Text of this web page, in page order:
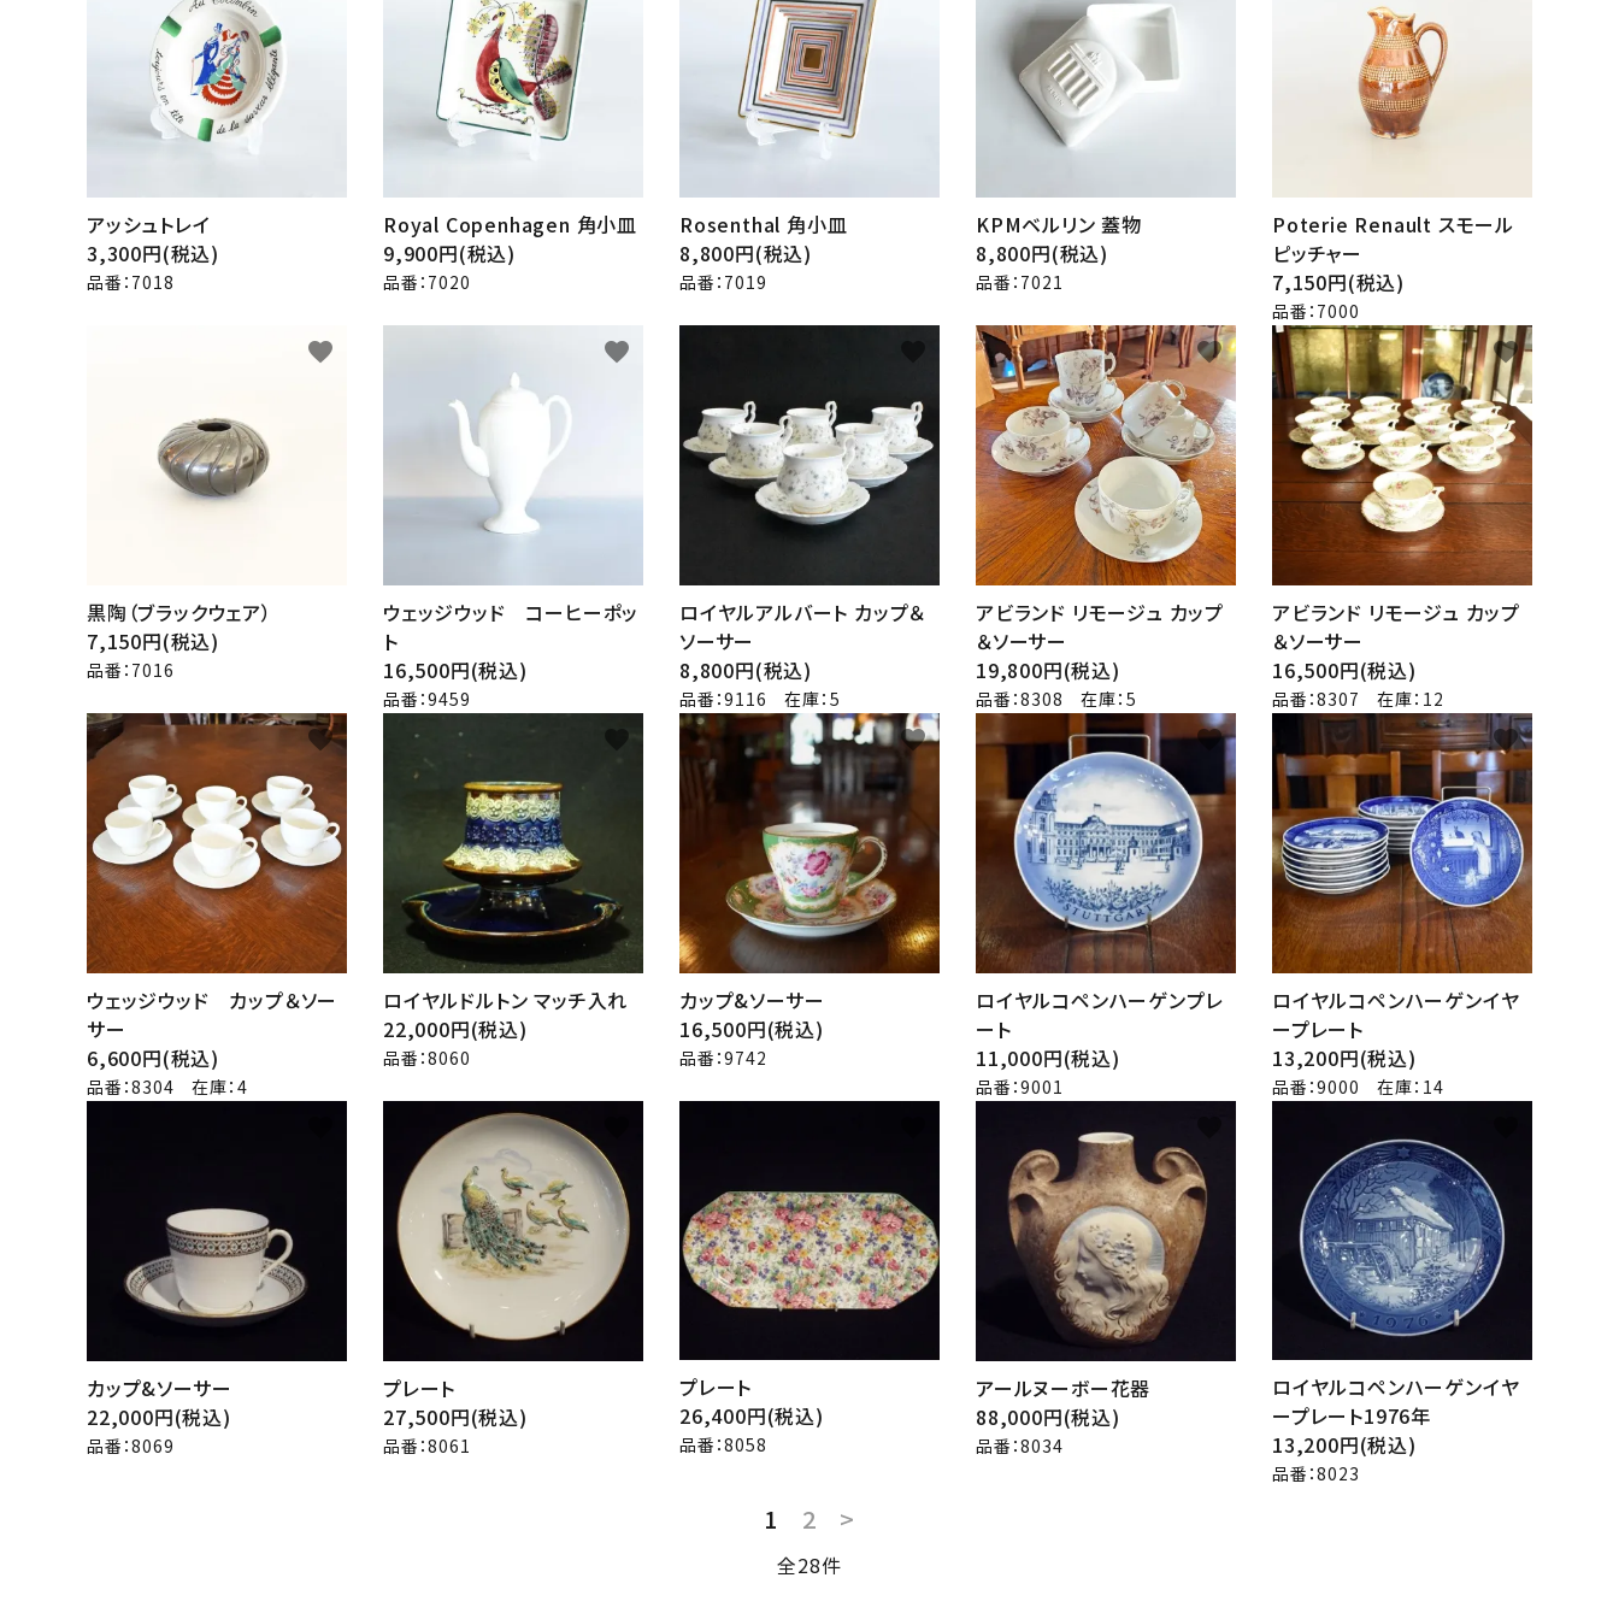
その他サービス
プライバシーポリシー
特定商取引法について
お問い合わせ
アッシュトレイ
3,300円(税込)
品番：7018
Royal Copenhagen 角小皿
9,900円(税込)
品番：7020
Rosenthal 角小皿
8,800円(税込)
品番：7019
KPMベルリン 蓋物
8,800円(税込)
品番：7021
Poterie Renault スモール
ピッチャー
7,150円(税込)
品番：7000
黒陶（ブラックウェア）
7,150円(税込)
品番：7016
favorite
ウェッジウッド コーヒーポッ
ト
16,500円(税込)
品番：9459
favorite
ロイヤルアルバート カップ＆
ソーサー
8,800円(税込)
品番：9116 在庫：5
アビランド リモージュ カップ
＆ソーサー
19,800円(税込)
品番：8308 在庫：5
favorite
アビランド リモージュ カップ
＆ソーサー
16,500円(税込)
品番：8307 在庫：12
favorite
ウェッジウッド カップ＆ソー
サー
6,600円(税込)
品番：8304 在庫：4
favorite
ロイヤルドルトン マッチ入れ
22,000円(税込)
品番：8060
favorite
カップ&ソーサー
16,500円(税込)
品番：9742
favorite
ロイヤルコペンハーゲンプレ
ート
11,000円(税込)
品番：9001
favorite
ロイヤルコペンハーゲンイヤ
ープレート
13,200円(税込)
品番：9000 在庫：14
favorite
カップ&ソーサー
22,000円(税込)
品番：8069
プレート
27,500円(税込)
品番：8061
プレート
26,400円(税込)
品番：8058
アールヌーボー花器
88,000円(税込)
品番：8034
ロイヤルコペンハーゲンイヤ
ープレート1976年
13,200円(税込)
品番：8023
1 2 >
全28件